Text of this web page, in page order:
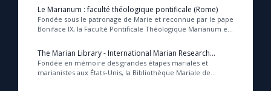
Me consacrer à Jésus par Marie
Mes intentions de prière
Le Marianum : faculté théologique pontificale (Rome)
Fondée sous le patronage de Marie et reconnue par le pape
Boniface IX, la Faculté Pontificale Théologique Marianum est
The Marian Library - International Marian Research
Institute (Dayton, US)
Fondée en mémoire des grandes étapes mariales et
marianistes aux États-Unis, la Bibliothèque Mariale de